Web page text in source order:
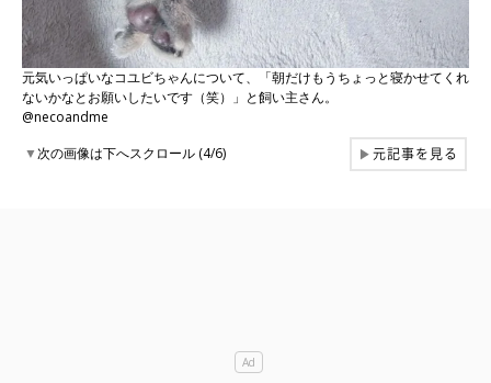
元気いっぱいなコユビちゃんについて、「朝だけもうちょっと寝かせてくれ
ないかなとお願いしたいです（笑）」と飼い主さん。
@necoandme
▼次の画像は下へスクロール (4/6) ▶元記事を見る